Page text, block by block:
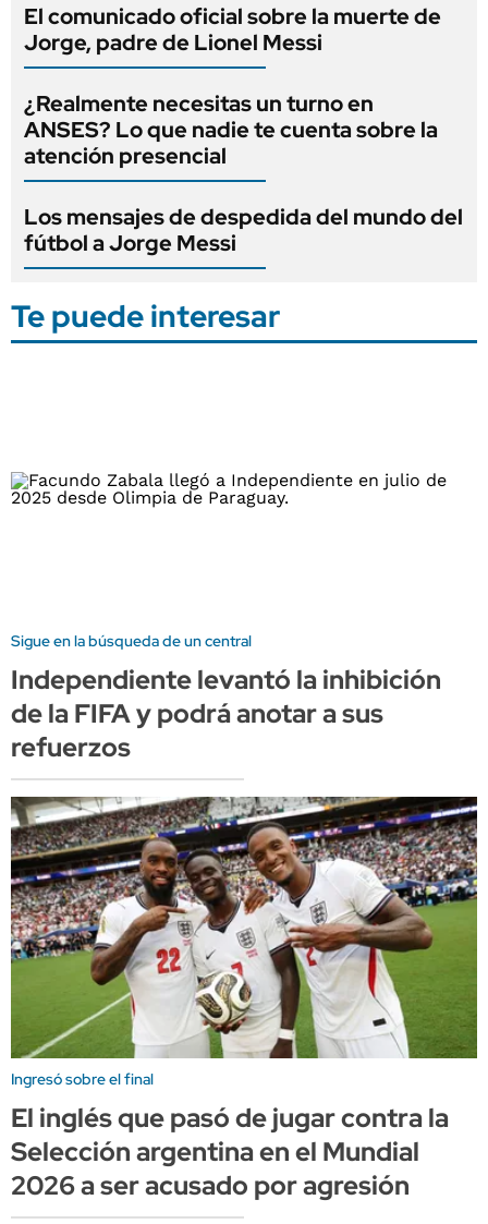
El comunicado oficial sobre la muerte de
Jorge, padre de Lionel Messi
¿Realmente necesitas un turno en
ANSES? Lo que nadie te cuenta sobre la
atención presencial
Los mensajes de despedida del mundo del
fútbol a Jorge Messi
Te puede interesar
Sigue en la búsqueda de un central
Independiente levantó la inhibición
de la FIFA y podrá anotar a sus
refuerzos
Ingresó sobre el final
El inglés que pasó de jugar contra la
Selección argentina en el Mundial
2026 a ser acusado por agresión